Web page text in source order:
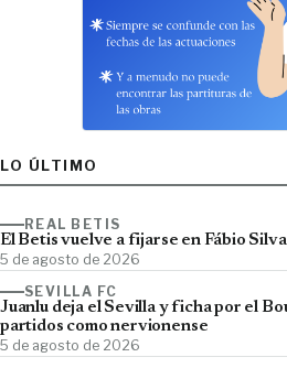
LO ÚLTIMO
REAL BETIS
El Betis vuelve a fijarse en Fábio
5 de agosto de 2026
SEVILLA FC
Juanlu deja el Sevilla y ficha por el
partidos como nervionense
5 de agosto de 2026